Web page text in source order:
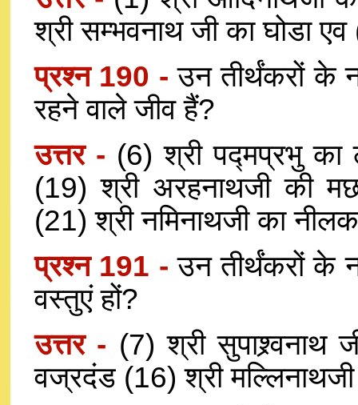
श्री सम्भवनाथ जी का घोडा
प्रश्न 190 -उन तीर्थंकरों के
रहने वाले जीव हैं?
उत्तर - (6) श्री पद्मप्रभु
(19) श्री अरहनाथजी की
(21) श्री नमिनाथजी का
प्रश्न 191 -उन तीर्थंकरों के
वस्तुएं हों?
उत्तर - (7) श्री सुपाश्र्वनाथ
वज्रदंड (16) श्री